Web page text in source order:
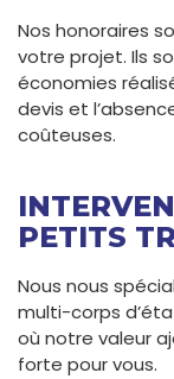
Nos honoraires
votre projet. Ils
économies
devis et
coûteuses.
PETITS
Nous nous
multi-corps
où notre valeur
forte pour vous.